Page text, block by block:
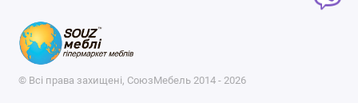
© Всі права захищені, СоюзМебель 2014 - 2026